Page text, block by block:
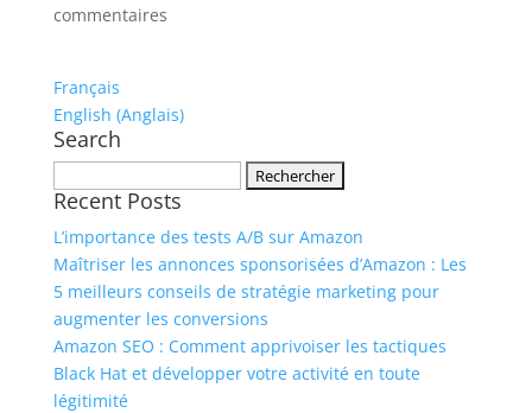
commentaires
Français
English (Anglais)
Search
Recent Posts
L’importance des tests A/B sur Amazon
Maîtriser les annonces sponsorisées d’Amazon : Les
5 meilleurs conseils de stratégie marketing pour
augmenter les conversions
Amazon SEO : Comment apprivoiser les tactiques
Black Hat et développer votre activité en toute
légitimité